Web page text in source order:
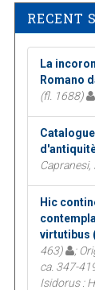
RECENT
La
Romano
(fl. 1688)
Hic
virtutibus
463)
;
ca. 347-
Isidorus :